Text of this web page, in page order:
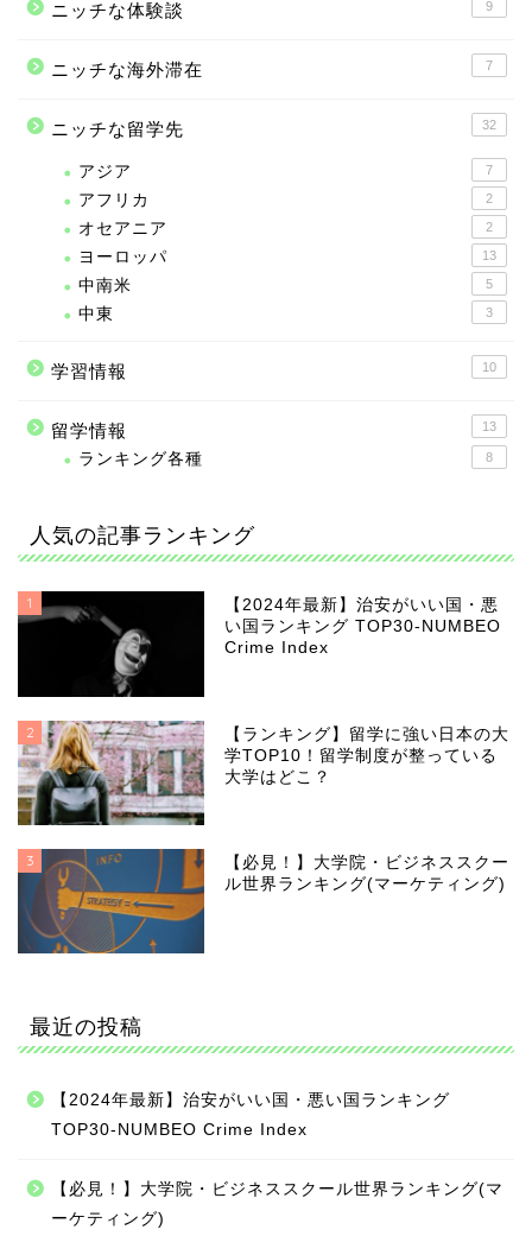
ニッチな体験談 9
ニッチな海外滞在 7
ニッチな留学先 32
アジア 7
アフリカ 2
オセアニア 2
ヨーロッパ 13
中南米 5
中東 3
学習情報 10
留学情報 13
ランキング各種 8
人気の記事ランキング
1
【2024年最新】治安がいい国・悪
い国ランキング TOP30-NUMBEO
Crime Index
2
【ランキング】留学に強い日本の大
学TOP10！留学制度が整っている
大学はどこ？
3
【必見！】大学院・ビジネススクー
ル世界ランキング(マーケティング)
最近の投稿
【2024年最新】治安がいい国・悪い国ランキング
TOP30-NUMBEO Crime Index
【必見！】大学院・ビジネススクール世界ランキング(マ
ーケティング)